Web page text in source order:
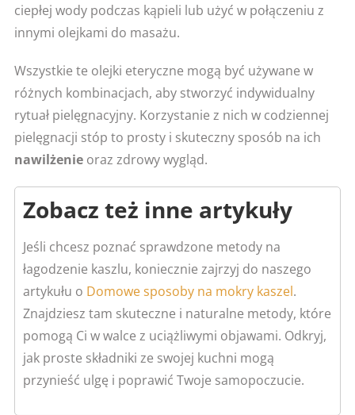
ciepłej wody podczas kąpieli lub użyć w połączeniu z
innymi olejkami do masażu.
Wszystkie te olejki eteryczne mogą być używane w
różnych kombinacjach, aby stworzyć indywidualny
rytuał pielęgnacyjny. Korzystanie z nich w codziennej
pielęgnacji stóp to prosty i skuteczny sposób na ich
nawilżenieoraz zdrowy wygląd.
Zobacz też inne artykuły
Jeśli chcesz poznać sprawdzone metody na
łagodzenie kaszlu, koniecznie zajrzyj do naszego
artykułu o Domowe sposoby na mokry kaszel.
Znajdziesz tam skuteczne i naturalne metody, które
pomogą Ci w walce z uciążliwymi objawami. Odkryj,
jak proste składniki ze swojej kuchni mogą
przynieść ulgę i poprawić Twoje samopoczucie.